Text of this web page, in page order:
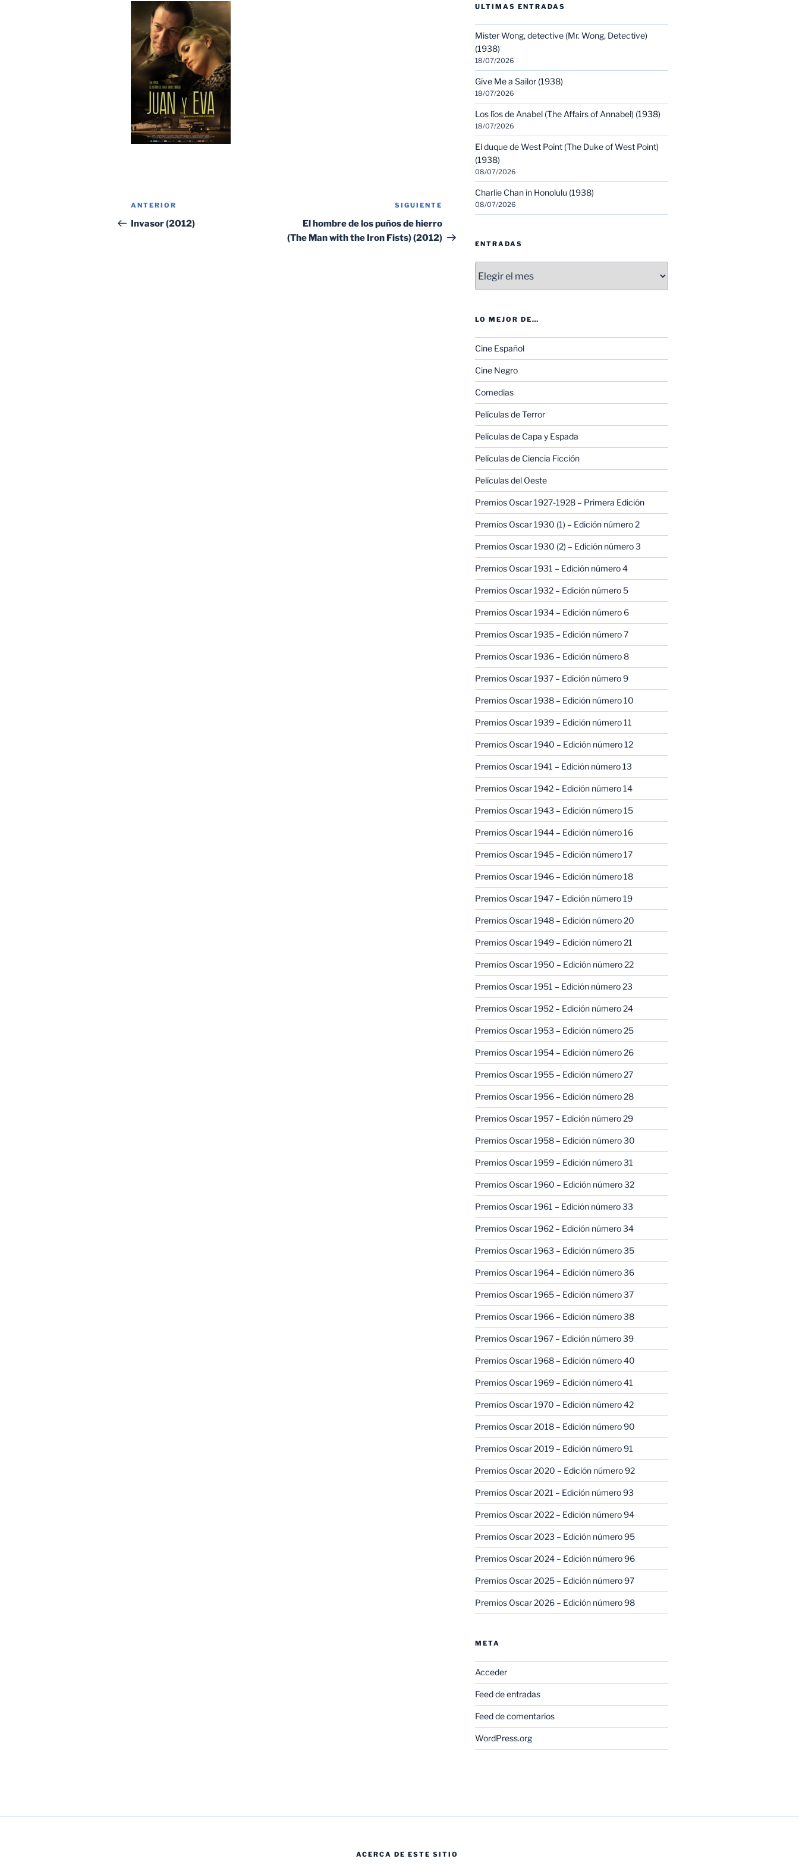
Navegación
de
Entrada
anterior:
ANTERIOR
Invasor (2012)
Siguiente
entrada
SIGUIENTE
El hombre de los puños de hierro
(The Man with the Iron Fists) (2012)
ULTIMAS ENTRADAS
Mister Wong, detective (Mr. Wong, Detective)
(1938)
18/07/2026
Give Me a Sailor (1938)
18/07/2026
Los líos de Anabel (The Affairs of Annabel) (1938)
18/07/2026
El duque de West Point (The Duke of West Point)
(1938)
08/07/2026
Charlie Chan in Honolulu (1938)
08/07/2026
ENTRADAS
LO MEJOR DE…
Cine Español
Cine Negro
Comedias
Películas de Terror
Películas de Capa y Espada
Películas de Ciencia Ficción
Películas del Oeste
Premios Oscar 1927-1928 – Primera Edición
Premios Oscar 1930 (1) – Edición número 2
Premios Oscar 1930 (2) – Edición número 3
Premios Oscar 1931 – Edición número 4
Premios Oscar 1932 – Edición número 5
Premios Oscar 1934 – Edición número 6
Premios Oscar 1935 – Edición número 7
Premios Oscar 1936 – Edición número 8
Premios Oscar 1937 – Edición número 9
Premios Oscar 1938 – Edición número 10
Premios Oscar 1939 – Edición número 11
Premios Oscar 1940 – Edición número 12
Premios Oscar 1941 – Edición número 13
Premios Oscar 1942 – Edición número 14
Premios Oscar 1943 – Edición número 15
Premios Oscar 1944 – Edición número 16
Premios Oscar 1945 – Edición número 17
Premios Oscar 1946 – Edición número 18
Premios Oscar 1947 – Edición número 19
Premios Oscar 1948 – Edición número 20
Premios Oscar 1949 – Edición número 21
Premios Oscar 1950 – Edición número 22
Premios Oscar 1951 – Edición número 23
Premios Oscar 1952 – Edición número 24
Premios Oscar 1953 – Edición número 25
Premios Oscar 1954 – Edición número 26
Premios Oscar 1955 – Edición número 27
Premios Oscar 1956 – Edición número 28
Premios Oscar 1957 – Edición número 29
Premios Oscar 1958 – Edición número 30
Premios Oscar 1959 – Edición número 31
Premios Oscar 1960 – Edición número 32
Premios Oscar 1961 – Edición número 33
Premios Oscar 1962 – Edición número 34
Premios Oscar 1963 – Edición número 35
Premios Oscar 1964 – Edición número 36
Premios Oscar 1965 – Edición número 37
Premios Oscar 1966 – Edición número 38
Premios Oscar 1967 – Edición número 39
Premios Oscar 1968 – Edición número 40
Premios Oscar 1969 – Edición número 41
Premios Oscar 1970 – Edición número 42
Premios Oscar 2018 – Edición número 90
Premios Oscar 2019 – Edición número 91
Premios Oscar 2020 – Edición número 92
Premios Oscar 2021 – Edición número 93
Premios Oscar 2022 – Edición número 94
Premios Oscar 2023 – Edición número 95
Premios Oscar 2024 – Edición número 96
Premios Oscar 2025 – Edición número 97
Premios Oscar 2026 – Edición número 98
META
Acceder
Feed de entradas
Feed de comentarios
WordPress.org
ACERCA DE ESTE SITIO